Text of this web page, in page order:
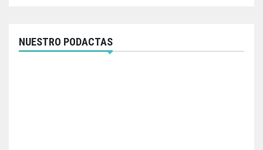
NUESTRO PODACTAS